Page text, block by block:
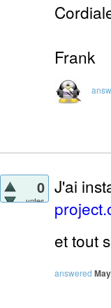
Frank
0
votes
J'ai
et tout
answered